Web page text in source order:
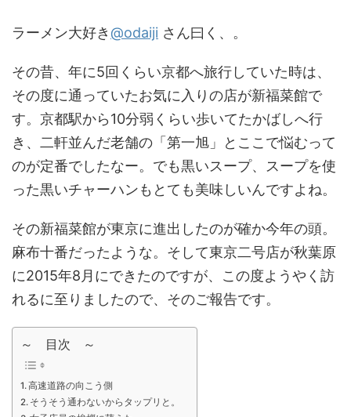
ラーメン大好き @odaiji さん曰く、。
その昔、年に5回くらい京都へ旅行していた時は、
その度に通っていたお気に入りの店が新福菜館で
す。京都駅から10分弱くらい歩いてたかばしへ行
き、二軒並んだ老舗の「第一旭」とここで悩むって
のが定番でしたなー。でも黒いスープ、スープを使
った黒いチャーハンもとても美味しいんですよね。
その新福菜館が東京に進出したのが確か今年の頭。
麻布十番だったような。そして東京二号店が秋葉原
に2015年8月にできたのですが、この度ようやく訪
れるに至りましたので、そのご報告です。
～ 目次 ～
高速道路の向こう側
そうそう通わないからタップリと。